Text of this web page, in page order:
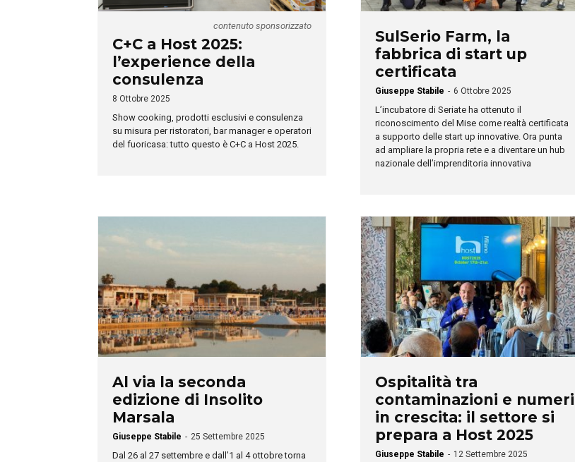
contenuto sponsorizzato
C+C a Host 2025:
l’experience della
consulenza
8 Ottobre 2025
Show cooking, prodotti esclusivi e consulenza
su misura per ristoratori, bar manager e operatori
del fuoricasa: tutto questo è C+C a Host 2025.
SulSerio Farm, la
fabbrica di start up
certificata
Giuseppe Stabile - 6 Ottobre 2025
L’incubatore di Seriate ha ottenuto il
riconoscimento del Mise come realtà certificata
a supporto delle start up innovative. Ora punta
ad ampliare la propria rete e a diventare un hub
nazionale dell’imprenditoria innovativa
Al via la seconda
edizione di Insolito
Marsala
Giuseppe Stabile - 25 Settembre 2025
Dal 26 al 27 settembre e dall’1 al 4 ottobre torna
Ospitalità tra
contaminazioni e numeri
in crescita: il settore si
prepara a Host 2025
Giuseppe Stabile - 12 Settembre 2025